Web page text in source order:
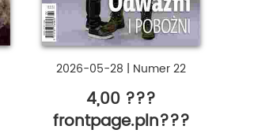
2026-05-28 | Numer 22
4,00 ???
frontpage.pln???